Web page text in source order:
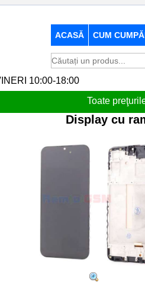
ACASĂ CUM
10:00-18:00
Toate
Display cu